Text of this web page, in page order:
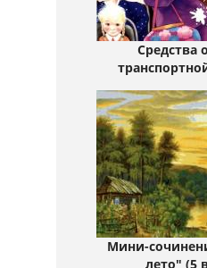
Средства
Мини-
лето" (5